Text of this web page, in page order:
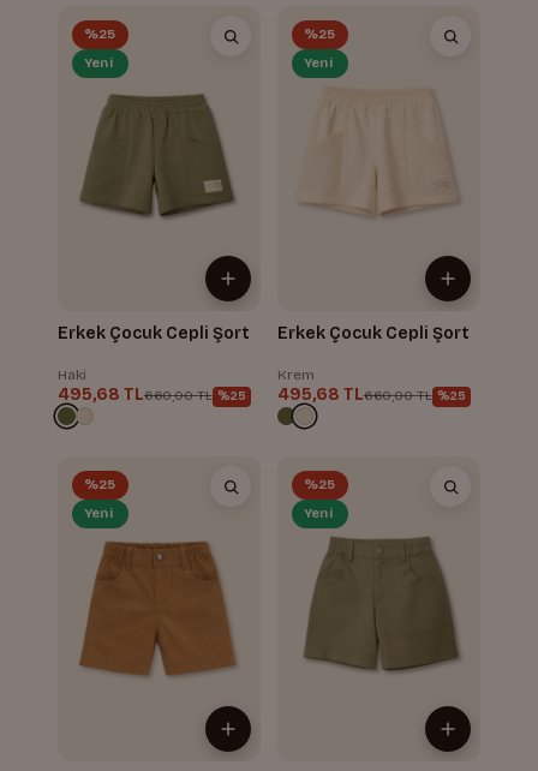
%25
Yeni
Erkek Çocuk Cepli Şort
Haki
495,68 TL660,00 TL %25
%25
Yeni
Erkek Çocuk Cepli Şort
Krem
495,68 TL660,00 TL %25
%25
Yeni
%25
Yeni